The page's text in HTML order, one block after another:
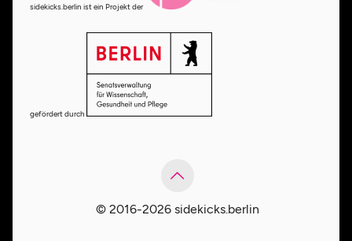
sidekicks.berlin ist ein Projekt der
gefördert durch
© 2016-2026 sidekicks.berlin